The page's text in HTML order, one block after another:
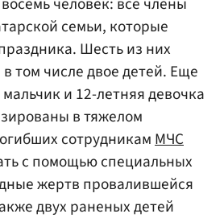
семьи, которые
Шесть из них
том числе двое детей. Еще
и 12-летняя девочка
в тяжелом
сотрудникамМЧС
с помощью специальных
жертв провалившейся
двух раненых детей